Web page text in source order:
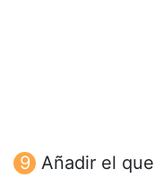
Añadir el